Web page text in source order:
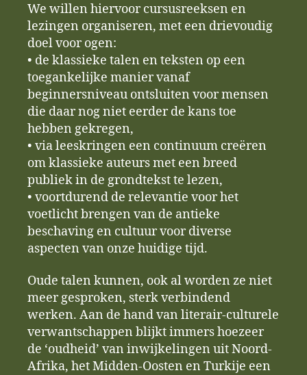
We willen hiervoor cursusreeksen en
lezingen organiseren, met een drievoudig
doel voor ogen:
• de klassieke talen en teksten op een
toegankelijke manier vanaf
beginnersniveau ontsluiten voor mensen
die daar nog niet eerder de kans toe
hebben gekregen,
• via leeskringen een continuum creëren
om klassieke auteurs met een breed
publiek in de grondtekst te lezen,
• voortdurend de relevantie voor het
voetlicht brengen van de antieke
beschaving en cultuur voor diverse
aspecten van onze huidige tijd.
Oude talen kunnen, ook al worden ze niet
meer gesproken, sterk verbindend
werken. Aan de hand van literair-culturele
verwantschappen blijkt immers hoezeer
de ‘oudheid’ van inwijkelingen uit Noord-
Afrika, het Midden-Oosten en Turkije een